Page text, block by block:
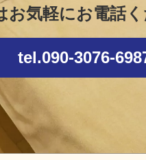
お気軽にお電話
tel.090-3076-